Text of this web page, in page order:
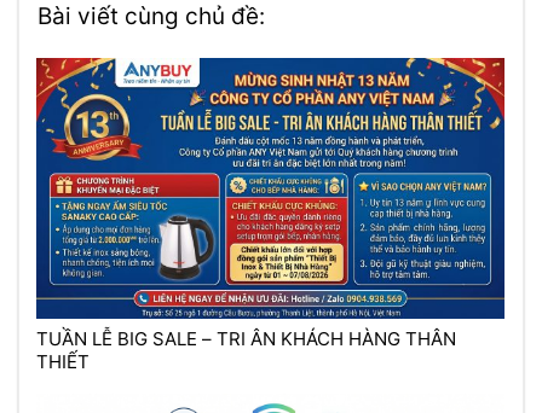
Bài viết cùng chủ đề:
TUẦN LỄ BIG SALE – TRI ÂN KHÁCH HÀNG THÂN
THIẾT